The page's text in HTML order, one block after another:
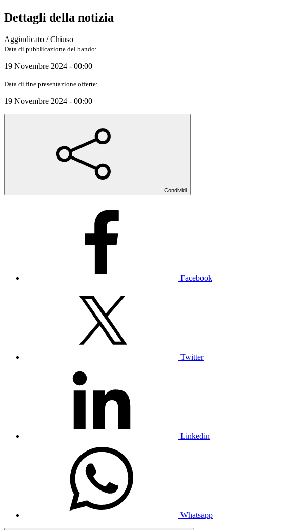
Dettagli della notizia
Aggiudicato / Chiuso
Data di pubblicazione del bando:
19 Novembre 2024 - 00:00
Data di fine presentazione offerte:
19 Novembre 2024 - 00:00
Condividi
Facebook
Twitter
Linkedin
Whatsapp